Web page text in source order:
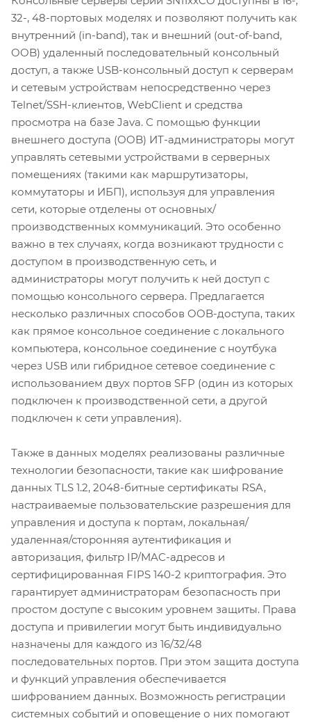
32-, 48-портовых моделях и позволяют получить как
внутренний (in-band), так и внешний (out-of-band,
OOB) удаленный последовательный консольный
доступ, а также USB-консольный доступ к серверам
и сетевым устройствам непосредственно через
Telnet/SSH-клиентов, WebClient и средства
просмотра на базе Java. С помощью функции
внешнего доступа (OOB) ИТ-администраторы могут
управлять сетевыми устройствами в серверных
помещениях (такими как маршрутизаторы,
коммутаторы и ИБП), используя для управления
сети, которые отделены от основных/
производственных коммуникаций. Это особенно
важно в тех случаях, когда возникают трудности с
доступом в производственную сеть, и
администраторы могут получить к ней доступ с
помощью консольного сервера. Предлагается
несколько различных способов OOB-доступа, таких
как прямое консольное соединение с локального
компьютера, консольное соединение с ноутбука
через USB или гибридное сетевое соединение с
использованием двух портов SFP (один из которых
подключен к производственной сети, а другой
подключен к сети управления).
Также в данных моделях реализованы различные
технологии безопасности, такие как шифрование
данных TLS 1.2, 2048-битные сертификаты RSA,
настраиваемые пользовательские разрешения для
управления и доступа к портам, локальная/
удаленная/сторонняя аутентификация и
авторизация, фильтр IP/MAC-адресов и
сертифицированная FIPS 140-2 криптография. Это
гарантирует администраторам безопасность при
простом доступе с высоким уровнем защиты. Права
доступа и привилегии могут быть индивидуально
назначены для каждого из 16/32/48
последовательных портов. При этом защита доступа
и функций управления обеспечивается
шифрованием данных. Возможность регистрации
системных событий и оповещение о них помогают